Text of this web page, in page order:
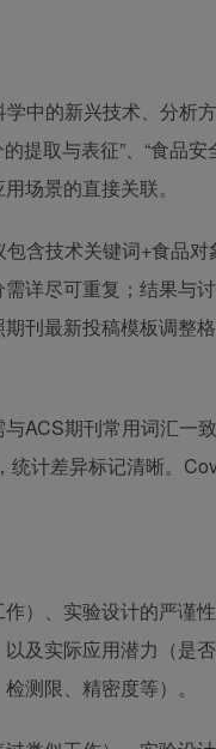
中的新兴技术、分析
提取与表征”、“食品
场景的直接关联。
含技术关键词+食品
详尽可重复；结果与
刊最新投稿模板调整
ACS期刊常用词汇一
计差异标记清晰。
）、实验设计的严谨
及实际应用潜力（是
测限、精密度等）。